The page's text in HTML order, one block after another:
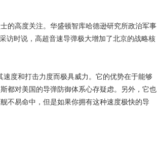
的高度关注。华盛顿智库哈德逊研究所政治军事
访时说，高超音速导弹极大增加了北京的战略核
度和打击力度而极具威力。它的优势在于能够
都对美国的导弹防御体系心存疑虑。另外，它也
不易命中，但是如果你拥有这种速度极快的导